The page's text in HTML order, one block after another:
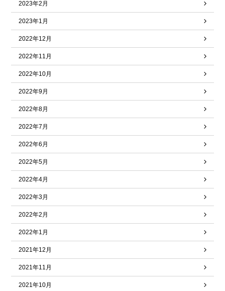
2023年2月
2023年1月
2022年12月
2022年11月
2022年10月
2022年9月
2022年8月
2022年7月
2022年6月
2022年5月
2022年4月
2022年3月
2022年2月
2022年1月
2021年12月
2021年11月
2021年10月